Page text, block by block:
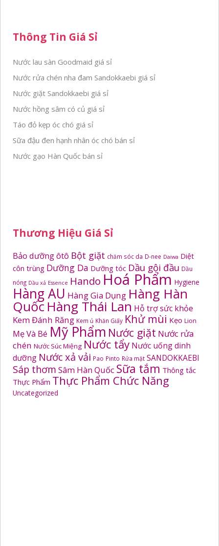
Thông Tin Giá Sỉ
Nước lau sàn Goodmaid giá sỉ
Nước rửa chén nha đam Sandokkaebi giá sỉ
Nước giặt Sandokkaebi giá sỉ
Nước hồng sâm có củ giá sỉ
Táo đỏ kẹp óc chó giá sỉ
Sữa đậu đen hạnh nhân óc chó bán sỉ
Nước gạo Hàn Quốc bán sỉ
Thương Hiệu Giá Sỉ
Bảo dưỡng ôtô Bột giặt chăm sóc da D-nee Daiwa Diệt
côn trùng Dưỡng Da Dưỡng tóc Dầu gội đầu Dầu
nóng Dầu xả Essence Hando Hoá Phẩm Hygiene
Hàng AU Hàng Gia Dụng Hàng Hàn
Quốc Hàng Thái Lan Hỗ trợ sức khỏe
Kem Đánh Răng Kem ủ Khăn Giấy Khử mùi Kẹo Lion
Mẹ Và Bé Mỹ Phẩm Nước giặt Nước rửa
chén Nước Súc Miệng Nước tẩy Nước uống dinh
dưỡng Nước xả vải Pao Pinto Rửa mặt SANDOKKAEBI
Sáp thơm Sâm Hàn Quốc Sữa tắm Thông tắc
Thực Phẩm Thực Phẩm Chức Năng
Uncategorized